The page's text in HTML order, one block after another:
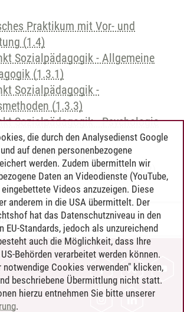
Praktikum mit Vor- und
(1.4)
Sozialpädagogik - Allgemeine
(1.3.1)
Sozialpädagogik -
(1.3.3)
Sozialpädagogik - Psychologie
Sozialpädagogik -
/ Administration (1.3.2)
die durch den Analysedienst Google
auf denen personenbezogene
werden. Zudem übermitteln wir
Daten an Videodienste (YouTube,
Videos anzuzeigen. Diese
anderem in die USA übermittelt. Der
hat das Datenschutzniveau in den
EU-Standards, jedoch als unzureichend
auch die Möglichkeit, dass Ihre
Behörden verarbeitet werden können.
notwendige Cookies verwenden" klicken,
beschriebene Übermittlung nicht statt.
hierzu entnehmen Sie bitte unserer
.